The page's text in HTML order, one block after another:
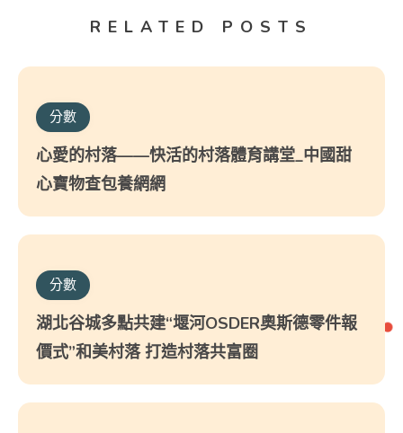
RELATED POSTS
分數
心愛的村落——快活的村落體育講堂_中國甜
心寶物查包養網網
分數
湖北谷城多點共建“堰河OSDER奧斯德零件報
價式”和美村落 打造村落共富圈